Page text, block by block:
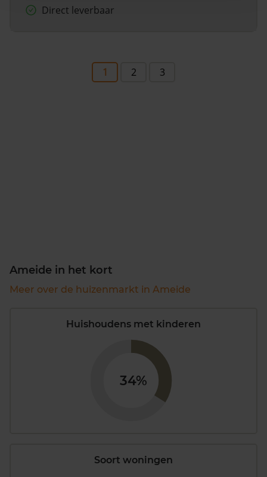
Direct leverbaar
1 2 3
Ameide in het kort
Meer over de huizenmarkt in Ameide
Huishoudens met kinderen
34%
Soort woningen